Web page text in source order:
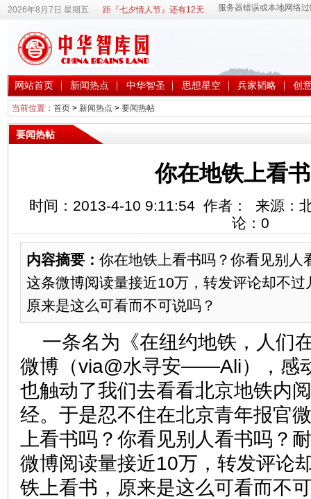
2026年8月7日 星期五 距『七夕情人节』还有12天
网站首页 新闻热点 中华智圣 思想星空 兵家韬略 创
当前位置： 首页> 新闻热点 > 要闻热帖
要闻热帖
你在地铁上看
时间：2013-4-10 9:11:54 作者： 来源：
论： 0
内容摘要： 你在地铁上看书吗？你看见别人
这条微博阅读量接近10万，转发评论却不
原来是这么可看而不可说吗？
一条名为《在纽约地铁，人们
微博（via@水寻安——Ali），感
也触动了我们去看看北京地铁内
经。于是忍不住在北京青年报官
上看书吗？你看见别人看书吗？
微博阅读量接近10万，转发评论
铁上看书，原来是这么可看而不